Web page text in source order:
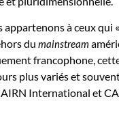
à ceux qui
du mainstream
francophone,
plus variés et
International et